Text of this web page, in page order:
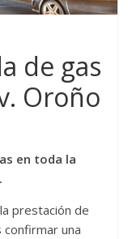
de gas
Oroño
en toda la
prestación de
una